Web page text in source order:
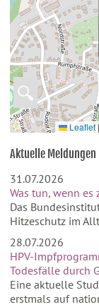
🔍
Leaflet |
Aktuelle Meldungen
31.07.2026
Was tun, wenn es
Das
Hitzeschutz im
28.07.2026
HPV-
Todesfälle durch
Eine aktuelle
erstmals auf